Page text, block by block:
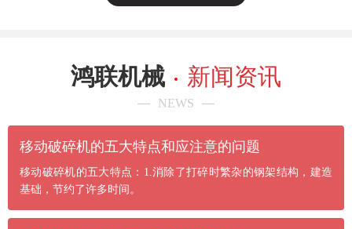
鸿联机械 新闻资讯
NEWS
​移动破碎机的五大特点和应注意的问题
移动破碎机的五大特点：1.消除了打碎时繁杂的钢架结构，建造
基础，节约了许多时间。